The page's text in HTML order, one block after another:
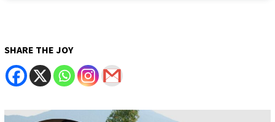
SHARE THE JOY